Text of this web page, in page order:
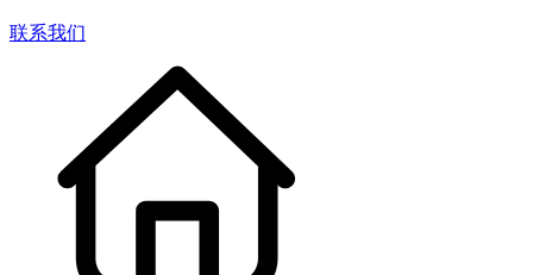
联系我们